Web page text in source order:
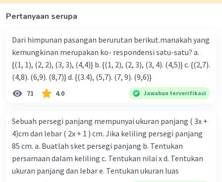
Pertanyaan serupa
Dari himpunan pasangan berurutan berikut.manakah yang
kemungkinan merupakan ko- respondensi satu-satu? a.
{(1, 1), (2, 2), (3, 3), (4,4)} b. {(1, 2), (2, 3), (3, 4). (4,5)} c. {(2,7).
(4,8). (6,9). (8,7)} d. {(3.4), (5,7). (7, 9). (9,6)}
71 4.0 Jawaban terverifikasi
Sebuah persegi panjang mempunyai ukuran panjang ( 3x +
4)cm dan lebar ( 2x + 1 ) cm. Jika keliling persegi panjang
85 cm. a. Buatlah sket persegi panjang b. Tentukan
persamaan dalam keliling c. Tentukan nilai x d. Tentukan
ukuran panjang dan lebar e. Tentukan ukuran luas